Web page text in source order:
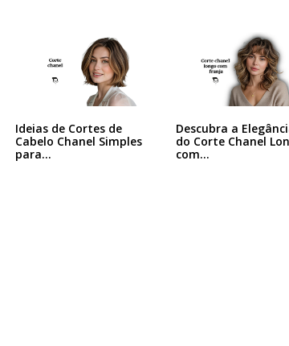
Ideias de Cortes de
Cabelo Chanel Simples
para…
Descubra a
do Corte Chanel
com…